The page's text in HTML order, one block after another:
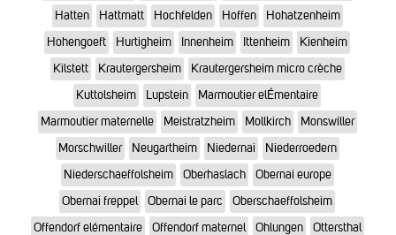
Hatten
Hattmatt Hochfelden Hoffen
Hohatzenheim
Hohengoeft
Hurtigheim Innenheim Ittenheim
Kienheim
Kilstett
Krautergersheim
Krautergersheim micro crèche
Kuttolsheim
Lupstein
Marmoutier elÉmentaire
Marmoutier maternelle
Meistratzheim Mollkirch
Monswiller
Morschwiller
Neugartheim Niedernai
Niederroedern
Niederschaeffolsheim
Oberhaslach
Obernai europe
Obernai freppel
Obernai le parc
Oberschaeffolsheim
Offendorf elémentaire
Offendorf maternel Ohlungen Ottersthal